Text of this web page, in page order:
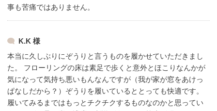
事も苦痛ではありません。
K.K 様
本当に久しぶりにぞうりと言うものを履かせていただきまし
た。
フローリングの床は素足で歩くと意外とほこりなんかが
気になって気持ち悪いもんなんですが（我が家が窓をあけっ
ぱなしだから？）ぞうりを履いているととっても快適です。
履いてみるまではもっとチクチクするものなのかと思ってい